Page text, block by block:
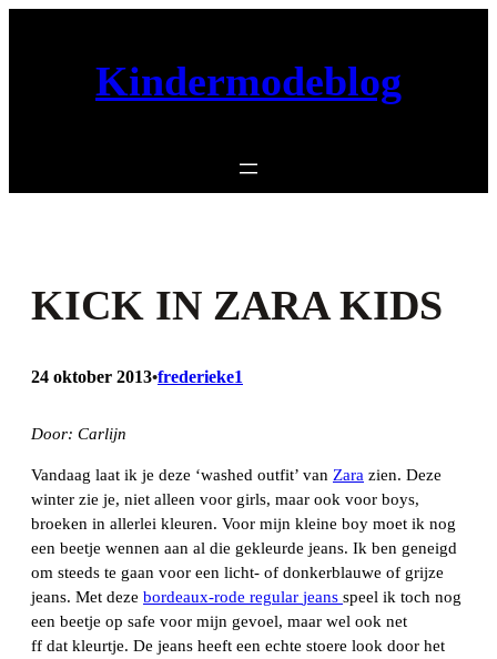
Kindermodeblog
KICK IN ZARA KIDS
24 oktober 2013•frederieke1
Door: Carlijn
Vandaag laat ik je deze ‘washed outfit’ van Zara zien. Deze
winter zie je, niet alleen voor girls, maar ook voor boys,
broeken in allerlei kleuren. Voor mijn kleine boy moet ik nog
een beetje wennen aan al die gekleurde jeans. Ik ben geneigd
om steeds te gaan voor een licht- of donkerblauwe of grijze
jeans. Met deze bordeaux-rode regular jeans speel ik toch nog
een beetje op safe voor mijn gevoel, maar wel ook net
ff dat kleurtje. De jeans heeft een echte stoere look door het